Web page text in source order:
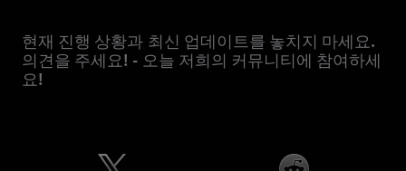
현재 진행 상황과 최신 업데이트를 놓치지 마세요.
의견을 주세요! - 오늘 저희의 커뮤니티에 참여하세
요!